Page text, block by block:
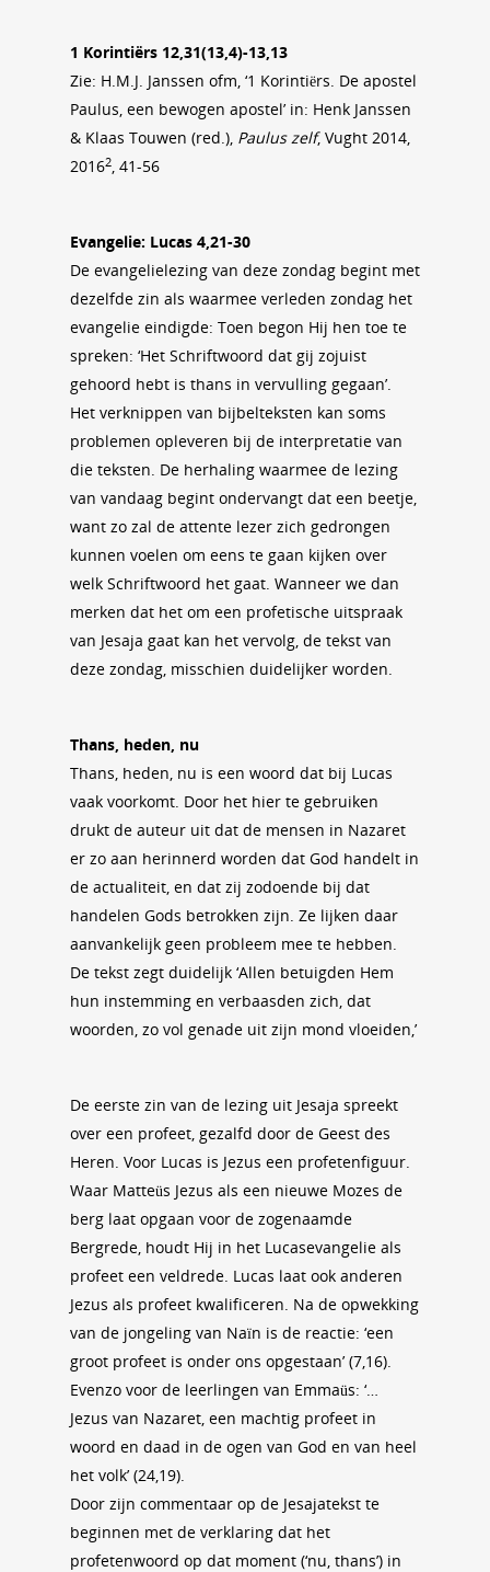
1 Korintiërs 12,31(13,4)-13,13
Zie: H.M.J. Janssen ofm, ‘1 Korintiërs. De apostel
Paulus, een bewogen apostel’ in: Henk Janssen
& Klaas Touwen (red.), Paulus zelf, Vught 2014,
20162, 41-56
Evangelie: Lucas 4,21-30
De evangelielezing van deze zondag begint met
dezelfde zin als waarmee verleden zondag het
evangelie eindigde: Toen begon Hij hen toe te
spreken: ‘Het Schriftwoord dat gij zojuist
gehoord hebt is thans in vervulling gegaan’.
Het verknippen van bijbelteksten kan soms
problemen opleveren bij de interpretatie van
die teksten. De herhaling waarmee de lezing
van vandaag begint ondervangt dat een beetje,
want zo zal de attente lezer zich gedrongen
kunnen voelen om eens te gaan kijken over
welk Schriftwoord het gaat. Wanneer we dan
merken dat het om een profetische uitspraak
van Jesaja gaat kan het vervolg, de tekst van
deze zondag, misschien duidelijker worden.
Thans, heden, nu
Thans, heden, nu is een woord dat bij Lucas
vaak voorkomt. Door het hier te gebruiken
drukt de auteur uit dat de mensen in Nazaret
er zo aan herinnerd worden dat God handelt in
de actualiteit, en dat zij zodoende bij dat
handelen Gods betrokken zijn. Ze lijken daar
aanvankelijk geen probleem mee te hebben.
De tekst zegt duidelijk ‘Allen betuigden Hem
hun instemming en verbaasden zich, dat
woorden, zo vol genade uit zijn mond vloeiden,’
De eerste zin van de lezing uit Jesaja spreekt
over een profeet, gezalfd door de Geest des
Heren. Voor Lucas is Jezus een profetenfiguur.
Waar Matteüs Jezus als een nieuwe Mozes de
berg laat opgaan voor de zogenaamde
Bergrede, houdt Hij in het Lucasevangelie als
profeet een veldrede. Lucas laat ook anderen
Jezus als profeet kwalificeren. Na de opwekking
van de jongeling van Naïn is de reactie: ‘een
groot profeet is onder ons opgestaan’ (7,16).
Evenzo voor de leerlingen van Emmaüs: ‘…
Jezus van Nazaret, een machtig profeet in
woord en daad in de ogen van God en van heel
het volk’ (24,19).
Door zijn commentaar op de Jesajatekst te
beginnen met de verklaring dat het
profetenwoord op dat moment (‘nu, thans’) in